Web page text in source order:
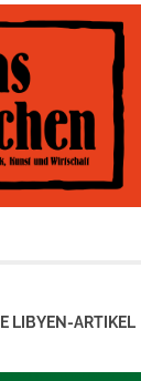
LIBYEN-ARTIKEL